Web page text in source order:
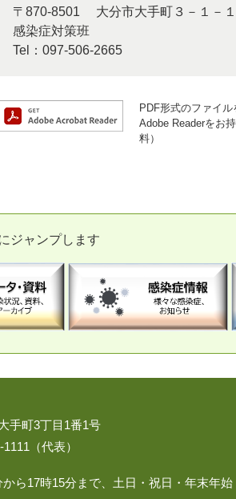
〒870-8501
大分市大手町３－１－
感染症対策班
Tel：097-506-2665
PDF形式のファイ
Adobe Readerをお
料）
ジャンプします
手町3丁目1番1号
（代表）
から17時15分まで、土日・祝日・年末年始